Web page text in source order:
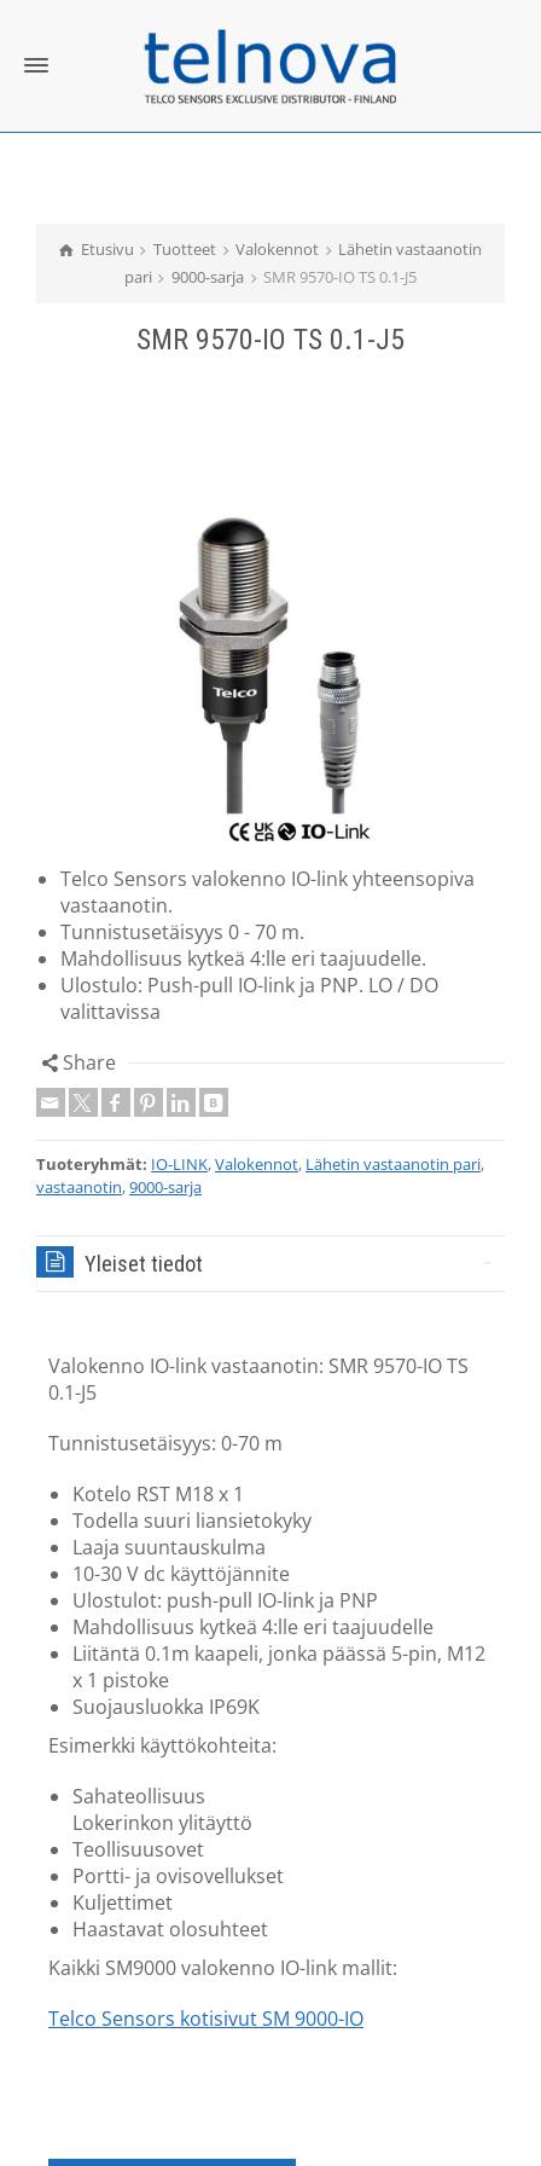
Etusivu Tuotteet Valokennot
Lähetin vastaanotin
pari
9000-sarja SMR 9570-IO TS 0.1-J5
SMR 9570-IO TS 0.1-J5
Telco Sensors valokenno IO-link yhteensopiva
vastaanotin.
Tunnistusetäisyys 0 - 70 m.
Mahdollisuus kytkeä 4:lle eri taajuudelle.
Ulostulo: Push-pull IO-link ja PNP. LO / DO
valittavissa
Share
Tuoteryhmät: IO-LINK,Valokennot, Lähetin vastaanotin pari,
vastaanotin,9000-sarja
Yleiset tiedot
Valokenno IO-link vastaanotin: SMR 9570-IO TS
0.1-J5
Tunnistusetäisyys: 0-70 m
Kotelo RST M18 x 1
Todella suuri liansietokyky
Laaja suuntauskulma
10-30 V dc käyttöjännite
Ulostulot: push-pull IO-link ja PNP
Mahdollisuus kytkeä 4:lle eri taajuudelle
Liitäntä 0.1m kaapeli, jonka päässä 5-pin, M12
x 1 pistoke
Suojausluokka IP69K
Esimerkki käyttökohteita:
Sahateollisuus
Lokerinkon ylitäyttö
Teollisuusovet
Portti- ja ovisovellukset
Kuljettimet
Haastavat olosuhteet
Kaikki SM9000 valokenno IO-link mallit:
Telco Sensors kotisivut SM 9000-IO